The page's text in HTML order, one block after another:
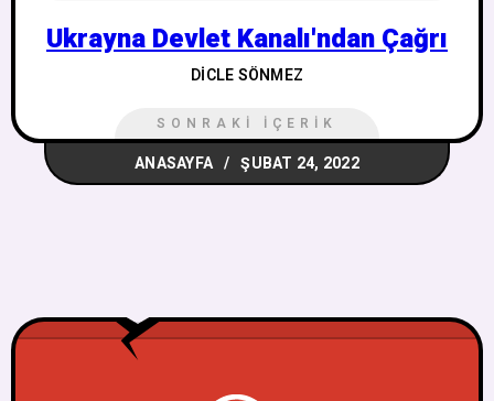
Ukrayna Devlet Kanalı'ndan Çağrı
DICLE SÖNMEZ
SONRAKI İÇERIK
ANASAYFA ŞUBAT 24, 2022